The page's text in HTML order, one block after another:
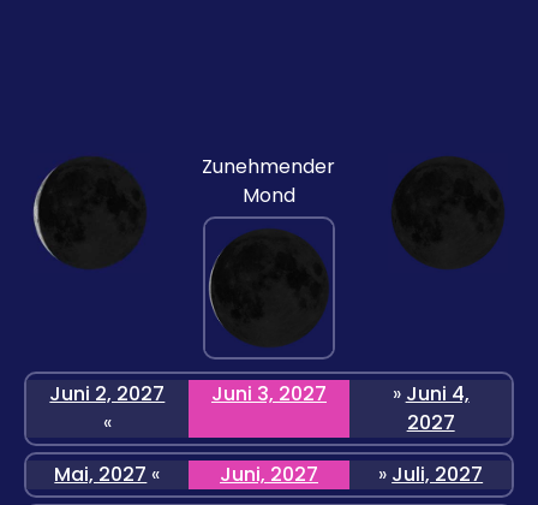
Zunehmender
Mond
Juni 2, 2027
«
Juni 3, 2027 » Juni 4,
2027
Mai, 2027 « Juni, 2027 » Juli, 2027